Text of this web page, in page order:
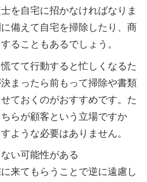
を自宅に招かなければなりま
備えて自宅を掃除したり、商
ることもあるでしょう。
てて行動すると忙しくなるた
まったら前もって掃除や書類
ておくのがおすすめです。た
らが顧客という立場ですか
ような必要はありません。
い可能性がある
来てもらうことで逆に遠慮し